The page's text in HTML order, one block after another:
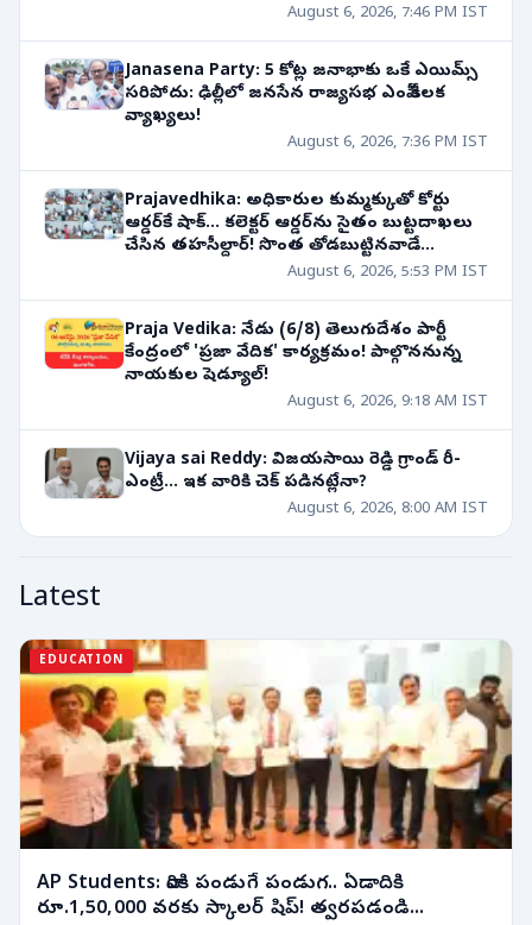
August 6, 2026, 7:46 PM IST
Janasena Party: 5 కోట్ల జనాభాకు ఒకే ఎయిమ్స్
సరిపోదు: ఢిల్లీలో జనసేన రాజ్యసభ ఎంపీ కీలక
వ్యాఖ్యలు!
August 6, 2026, 7:36 PM IST
Prajavedhika: అధికారుల కుమ్మక్కుతో కోర్టు
ఆర్డర్‌కే షాక్... కలెక్టర్ ఆర్డర్‌ను సైతం బుట్టదాఖలు
చేసిన తహసీల్దార్! సొంత తోడబుట్టినవాడే
August 6, 2026, 5:53 PM IST
Praja Vedika: నేడు (6/8) తెలుగుదేశం పార్టీ
కేంద్రంలో 'ప్రజా వేదిక' కార్యక్రమం! పాల్గొననున్న
నాయకుల షెడ్యూల్!
August 6, 2026, 9:18 AM IST
Vijaya sai Reddy: విజయసాయి రెడ్డి గ్రాండ్ రీ-
ఎంట్రీ... ఇక వారికి చెక్ పడినట్లేనా?
August 6, 2026, 8:00 AM IST
Latest
EDUCATION
AP Students: వారికి పండుగే పండుగ.. ఏడాదికి
రూ.1,50,000 వరకు స్కాలర్ షిప్! త్వరపడండి...